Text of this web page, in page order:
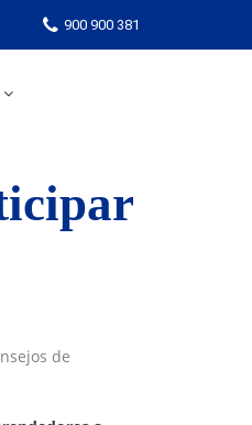
900 900 381
de